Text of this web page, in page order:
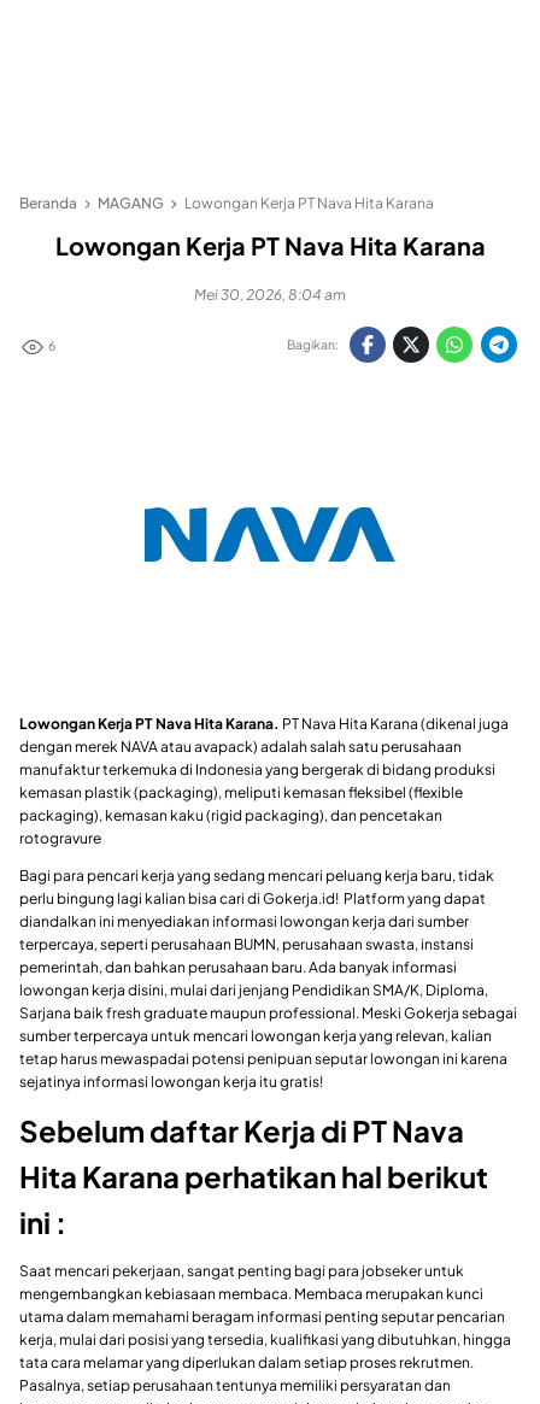
Beranda MAGANG Lowongan Kerja PT Nava Hita Karana
Lowongan Kerja PT Nava Hita Karana
Mei 30, 2026, 8:04 am
6 Bagikan:
Lowongan Kerja PT Nava Hita Karana. PT Nava Hita Karana (dikenal juga
dengan merek NAVA atau avapack) adalah salah satu perusahaan
manufaktur terkemuka di Indonesia yang bergerak di bidang produksi
kemasan plastik (packaging), meliputi kemasan fleksibel (flexible
packaging), kemasan kaku (rigid packaging), dan pencetakan
rotogravure
Bagi para pencari kerja yang sedang mencari peluang kerja baru, tidak
perlu bingung lagi kalian bisa cari di Gokerja.id! Platform yang dapat
diandalkan ini menyediakan informasi lowongan kerja dari sumber
terpercaya, seperti perusahaan BUMN, perusahaan swasta, instansi
pemerintah, dan bahkan perusahaan baru. Ada banyak informasi
lowongan kerja disini, mulai dari jenjang Pendidikan SMA/K, Diploma,
Sarjana baik fresh graduate maupun professional. Meski Gokerja sebagai
sumber terpercaya untuk mencari lowongan kerja yang relevan, kalian
tetap harus mewaspadai potensi penipuan seputar lowongan ini karena
sejatinya informasi lowongan kerja itu gratis!
Sebelum daftar Kerja di PT Nava
Hita Karana perhatikan hal berikut
ini :
Saat mencari pekerjaan, sangat penting bagi para jobseker untuk
mengembangkan kebiasaan membaca. Membaca merupakan kunci
utama dalam memahami beragam informasi penting seputar pencarian
kerja, mulai dari posisi yang tersedia, kualifikasi yang dibutuhkan, hingga
tata cara melamar yang diperlukan dalam setiap proses rekrutmen.
Pasalnya, setiap perusahaan tentunya memiliki persyaratan dan